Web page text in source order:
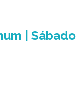
| Sábado